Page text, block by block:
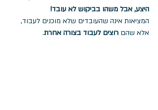
היצע, אבל משהו בביקוש לא עובד!
המציאות אינה שהעובדים שלא מוכנים לעבוד,
אלא שהם רוצים לעבוד בצורה אחרת.